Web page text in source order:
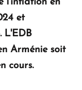
et
L'EDB
Arménie soit
cours.